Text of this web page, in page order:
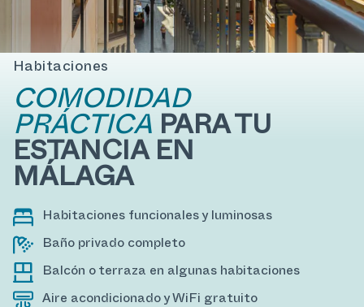
Habitaciones
COMODIDAD
PRÁCTICA PARA TU
ESTANCIA EN
MÁLAGA
Habitaciones funcionales y luminosas
Baño privado completo
Balcón o terraza en algunas habitaciones
Aire acondicionado y WiFi gratuito